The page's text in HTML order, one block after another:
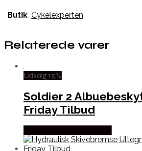
Butik Cykelexperten
Relaterede varer
Udsalg 15%
Soldier 2
Friday Tilbud